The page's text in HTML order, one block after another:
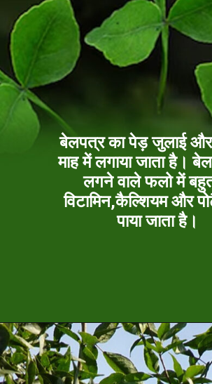
बेलपत्र का पेड़ जुलाई
माह में लगाया जाता है।
लगने वाले फलो में
विटामिन,कैल्शियम और
पाया जाता है।